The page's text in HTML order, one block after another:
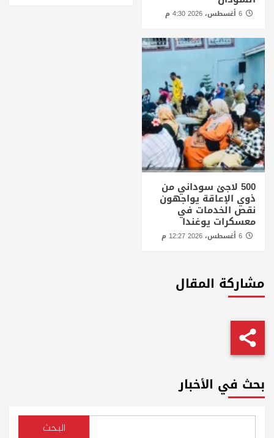
500 لاجئ سوداني من
ذوي الإعاقة يواجهون
نقص الخدمات في
معسكرات يوغندا
مشاركة المقال
بحث في الأخبار
البحث